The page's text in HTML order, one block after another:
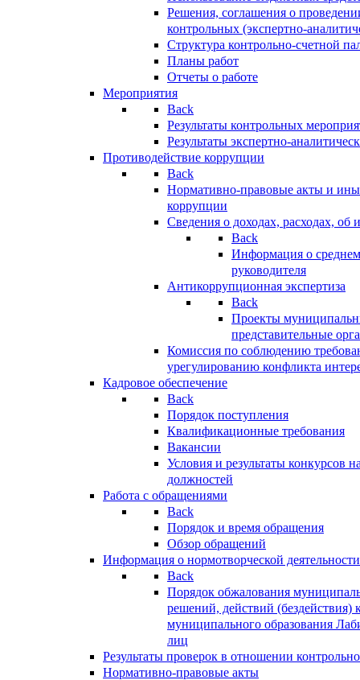
Решения, соглашения о
контрольных (экспертно-
Структура контрольно-счетной
Планы работ
Отчеты о работе
Мероприятия
Back
Результаты контрольных
Результаты экспертно-
Противодействие коррупции
Back
Нормативно-правовые акты и
коррупции
Сведения о доходах, расходах, об
Back
Информация о
руководителя
Антикоррупционная экспертиза
Back
Проекты
представительные
Комиссия по соблюдению
урегулированию конфликта
Кадровое обеспечение
Back
Порядок поступления
Квалификационные требования
Вакансии
Условия и результаты конкурсов
должностей
Работа с обращениями
Back
Порядок и время обращения
Обзор обращений
Информация о нормотворческой деятельности
Back
Порядок обжалования
решений, действий (бездействия)
муниципального образования
лиц
Результаты проверок в отношении
Нормативно-правовые акты